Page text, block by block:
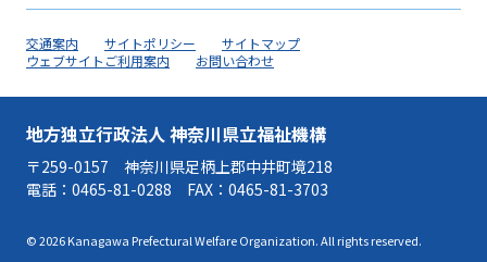
交通案内 サイトポリシー
サイトマップ
ウェブサイトご利用案内
お問い合わせ
地方独立行政法人 神奈川県立福祉機構
〒259-0157 神奈川県足柄上郡中井町境218
電話： 0465-81-0288 FAX：0465-81-3703
© 2026 Kanagawa Prefectural Welfare Organization. All rights reserved.